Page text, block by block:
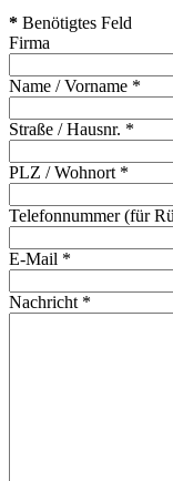
* Benötigtes Feld
Firma
Name / Vorname *
Straße / Hausnr. *
PLZ / Wohnort *
Telefonnummer (für
E-Mail *
Nachricht *